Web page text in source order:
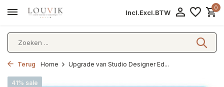
Incl.Excl.BTW
0
Terug Home Upgrade van Studio Designer Ed...
41% sale